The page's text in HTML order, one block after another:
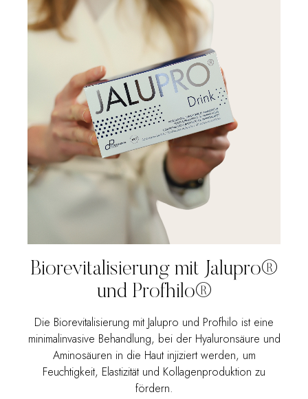
Biorevitalisierung mit Jalupro®
und Profhilo®
Die Biorevitalisierung mit Jalupro und Profhilo ist eine
minimalinvasive Behandlung, bei der Hyaluronsäure und
Aminosäuren in die Haut injiziert werden, um
Feuchtigkeit, Elastizität und Kollagenproduktion zu
fördern.